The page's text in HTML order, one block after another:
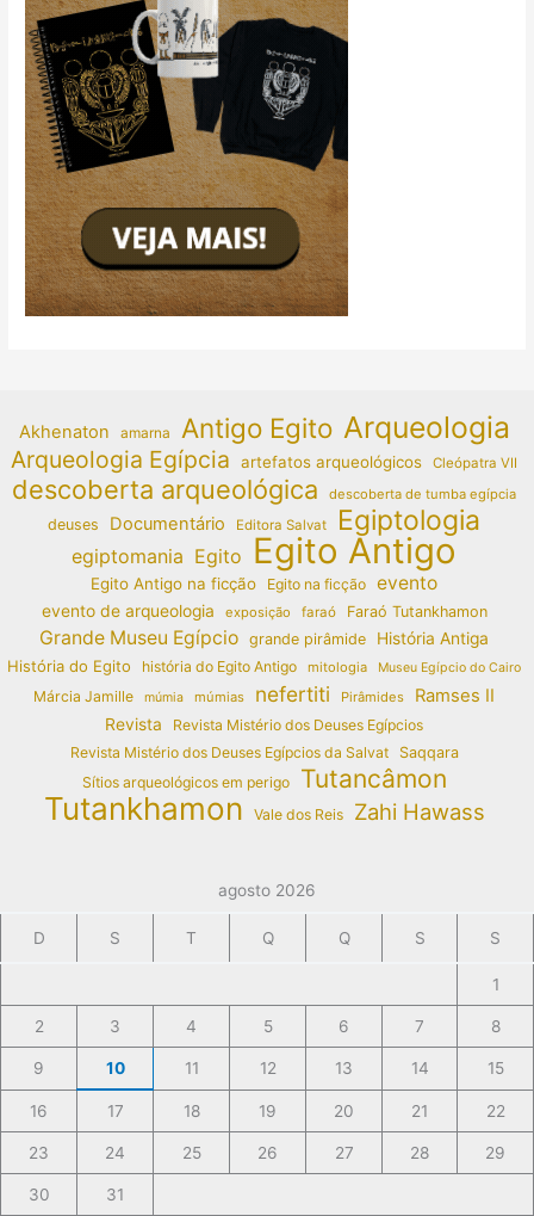
Akhenaton amarna Antigo Egito Arqueologia
Arqueologia Egípcia artefatos arqueológicos Cleópatra VII
descoberta arqueológica descoberta de tumba egípcia
deuses Documentário Editora Salvat Egiptologia
egiptomania Egito Egito Antigo
Egito Antigo na ficção Egito na ficção evento
evento de arqueologia exposição faraó Faraó Tutankhamon
Grande Museu Egípcio grande pirâmide
História Antiga
História do Egito
história do Egito Antigo mitologia Museu Egípcio do Cairo
Márcia Jamille múmia múmias nefertiti Pirâmides Ramses II
Revista
Revista Mistério dos Deuses Egípcios
Revista Mistério dos Deuses Egípcios da Salvat
Saqqara
Sítios arqueológicos em perigo
Tutancâmon
Tutankhamon Vale dos Reis Zahi Hawass
agosto 2026
D S T Q Q S S
1
2 3 4 5 6 7 8
9 10 11 12 13 14 15
16 17 18 19 20 21 22
23 24 25 26 27 28 29
30 31